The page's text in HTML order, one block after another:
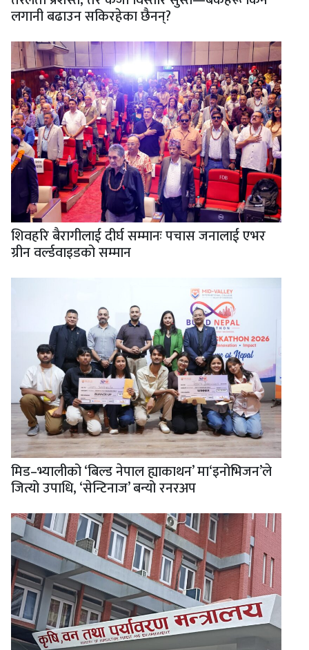
लगानी बढाउन सकिरहेका छैनन्?
शिवहरि बैरागीलाई दीर्घ सम्मानः पचास जनालाई एभर
ग्रीन वर्ल्डवाइडको सम्मान
मिड–भ्यालीको ‘बिल्ड नेपाल ह्याकाथन’ मा‘इनोभिजन’ले
जित्यो उपाधि, ‘सेन्टिनाज’ बन्यो रनरअप